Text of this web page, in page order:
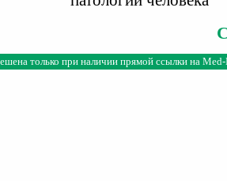
только при наличии прямой ссылки на